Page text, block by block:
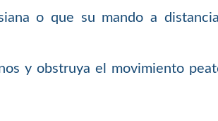
o que su mando a
y obstruya el movimiento